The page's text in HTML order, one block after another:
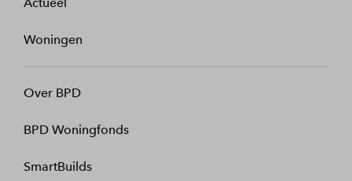
Woningen
Over BPD
BPD Woningfonds
SmartBuilds